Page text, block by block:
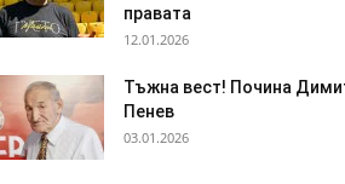
правата
12.01.2026
Тъжна вест! Почина
Пенев
03.01.2026